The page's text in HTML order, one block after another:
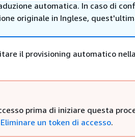
automatica. In caso di
originale in Inglese,
il provisioning automatico
prima di iniziare questa
Eliminare un token di accesso.